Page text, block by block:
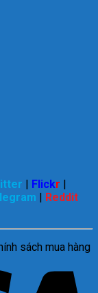
| Flickr |
| Reddit
sách mua hàng